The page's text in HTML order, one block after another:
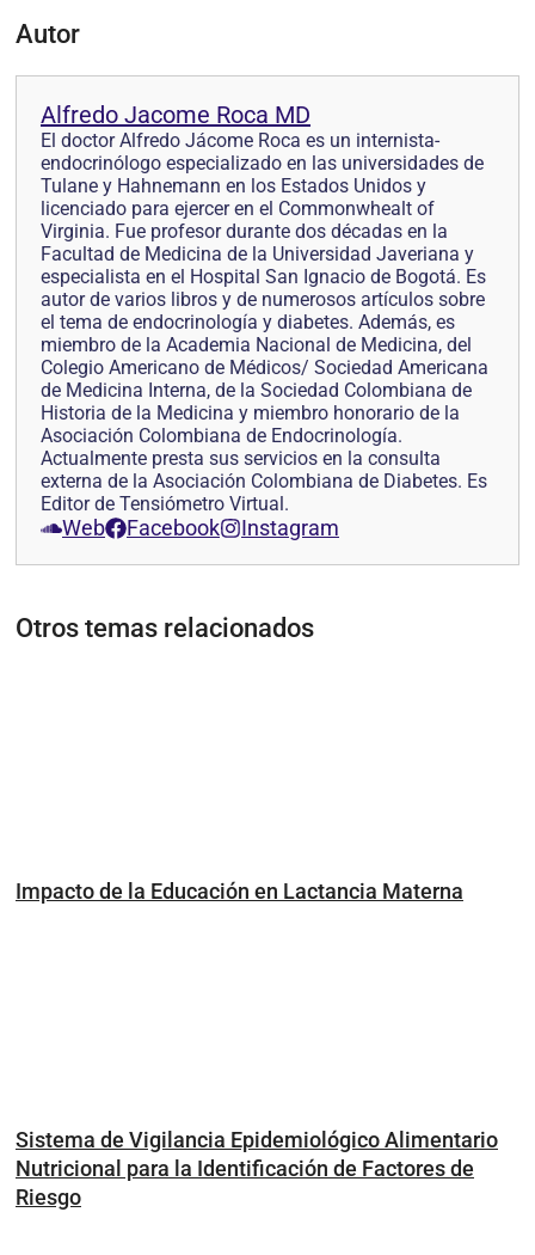
Autor
Alfredo Jacome Roca MD
El doctor Alfredo Jácome Roca es un internista-
endocrinólogo especializado en las universidades de
Tulane y Hahnemann en los Estados Unidos y
licenciado para ejercer en el Commonwhealt of
Virginia. Fue profesor durante dos décadas en la
Facultad de Medicina de la Universidad Javeriana y
especialista en el Hospital San Ignacio de Bogotá. Es
autor de varios libros y de numerosos artículos sobre
el tema de endocrinología y diabetes. Además, es
miembro de la Academia Nacional de Medicina, del
Colegio Americano de Médicos/ Sociedad Americana
de Medicina Interna, de la Sociedad Colombiana de
Historia de la Medicina y miembro honorario de la
Asociación Colombiana de Endocrinología.
Actualmente presta sus servicios en la consulta
externa de la Asociación Colombiana de Diabetes. Es
Editor de Tensiómetro Virtual.
Web Facebook Instagram
Otros temas relacionados
Impacto de la Educación en Lactancia Materna
Sistema de Vigilancia Epidemiológico Alimentario
Nutricional para la Identificación de Factores de
Riesgo